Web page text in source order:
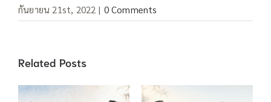
กันยายน 21st, 2022 | 0 Comments
Related Posts